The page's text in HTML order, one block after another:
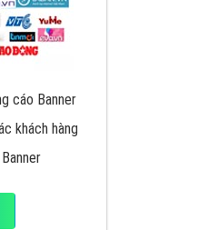
cáo Banner
khách hàng